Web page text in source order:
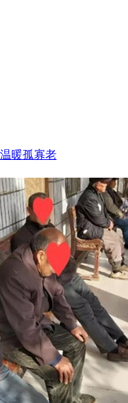
暖孤寡老